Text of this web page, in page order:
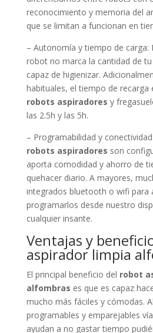
reconocimiento y memoria del
que se limitan a funcionan en
– Autonomía y tiempo de carga:
robot no marca la cantidad de
capaz de higienizar.
habituales, el tiempo de recarga
robots aspiradores y
las 2.5h y las 5h.
– Programabilidad y
robots aspiradores son
aporta comodidad y ahorro de
quehacer diario. A mayores,
integrados bluetooth o wifi para
programarlos desde nuestro
cualquier insante.
Ventajas y
aspirador limpia
El principal beneficio del robot
alfombras es que es capaz
mucho más fáciles y cómodas.
programables y emparejables
ayudan a no gastar tiempo